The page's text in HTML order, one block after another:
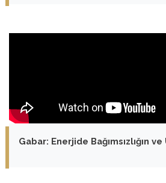
Gabar: Enerjide Bağımsızlığın ve